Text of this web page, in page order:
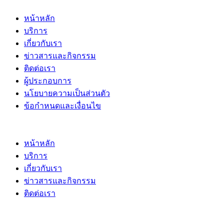
หน้าหลัก
บริการ
เกี่ยวกับเรา
ข่าวสารและกิจกรรม
ติดต่อเรา
ผู้ประกอบการ
นโยบายความเป็นส่วนตัว
ข้อกำหนดและเงื่อนไข
หน้าหลัก
บริการ
เกี่ยวกับเรา
ข่าวสารและกิจกรรม
ติดต่อเรา